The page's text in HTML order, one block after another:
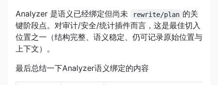
Analyzer 是语义已经绑定但尚未
rewrite/plan 的关
键阶段点。对审计/安全/统计插件而言，这是最佳切入
位置之一（结构完整、语义稳定、仍可记录原始位置与
上下文）。
最后总结一下Analyzer语义绑定的内容